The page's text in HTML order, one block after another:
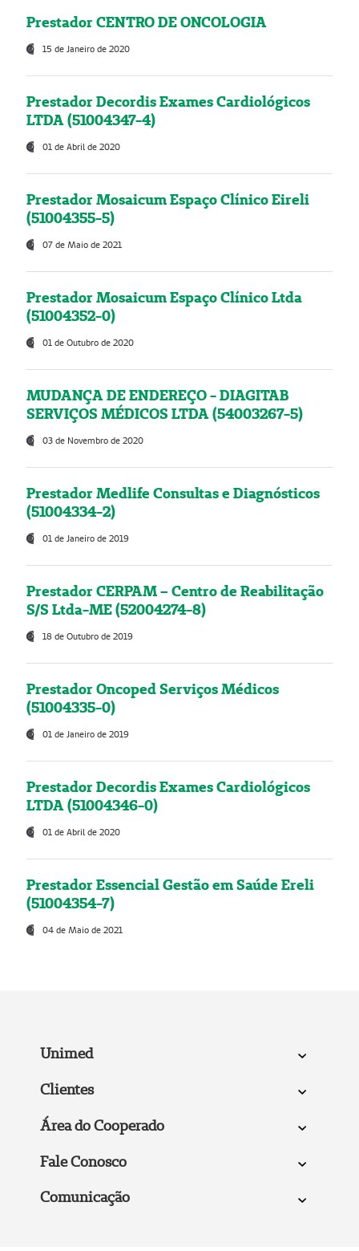
Prestador CENTRO DE ONCOLOGIA
15 de Janeiro de 2020
Prestador Decordis Exames Cardiológicos
LTDA (51004347-4)
01 de Abril de 2020
Prestador Mosaicum Espaço Clínico Eireli
(51004355-5)
07 de Maio de 2021
Prestador Mosaicum Espaço Clínico Ltda
(51004352-0)
01 de Outubro de 2020
MUDANÇA DE ENDEREÇO - DIAGITAB
SERVIÇOS MÉDICOS LTDA (54003267-5)
03 de Novembro de 2020
Prestador Medlife Consultas e Diagnósticos
(51004334-2)
01 de Janeiro de 2019
Prestador CERPAM – Centro de Reabilitação
S/S Ltda-ME (52004274-8)
18 de Outubro de 2019
Prestador Oncoped Serviços Médicos
(51004335-0)
01 de Janeiro de 2019
Prestador Decordis Exames Cardiológicos
LTDA (51004346-0)
01 de Abril de 2020
Prestador Essencial Gestão em Saúde Ereli
(51004354-7)
04 de Maio de 2021
Unimed
Clientes
Área do Cooperado
Fale Conosco
Comunicação